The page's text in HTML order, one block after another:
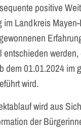
positive
im Landkreis
werden,
dem 01.01.2024 im
wird.
wird aus
der